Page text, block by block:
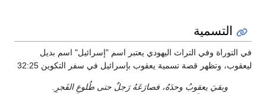
التسمية
التوراة وفي التراث اليهودي يعتبر اسم "إسرائيل" اسم بديل
وتظهر قصة تسمية يعقوب بإسرائيل في سفر التكوين 32:25
وبقيَ يعقوبُ وحدَهُ، فصارَعَهُ رَجلٌ حتى طُلوعِ الفَجرِ.